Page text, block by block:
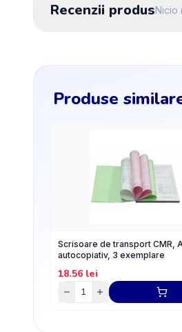
Recenzii produsNicio
Produse
Scrisoare de transport CMR,
autocopiativ, 3 exemplare
18.56lei